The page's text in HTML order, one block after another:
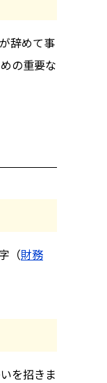
辞めて事
の重要な
（財務
を招きま